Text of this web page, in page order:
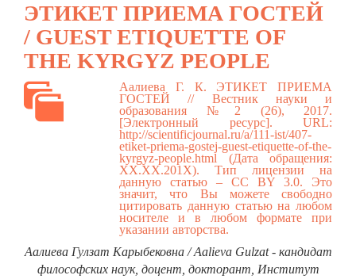
ЭТИКЕТ ПРИЕМА ГОСТЕЙ
/ GUEST ETIQUETTE OF
THE KYRGYZ PEOPLE
Аалиева Г. К. ЭТИКЕТ ПРИЕМА
ГОСТЕЙ // Вестник науки и
образования №2 (26), 2017.
[Электронный ресурс]. URL:
http://scientificjournal.ru/a/111-ist/407-
etiket-priema-gostej-guest-etiquette-of-the-
kyrgyz-people.html (Дата обращения:
ХХ.ХХ.201Х). Тип лицензии на
данную статью – CC BY 3.0. Это
значит, что Вы можете свободно
цитировать данную статью на любом
носителе и в любом формате при
указании авторства.
Аалиева Гулзат Карыбековна / Aalieva Gulzat - кандидат
философских наук, доцент, докторант, Институт